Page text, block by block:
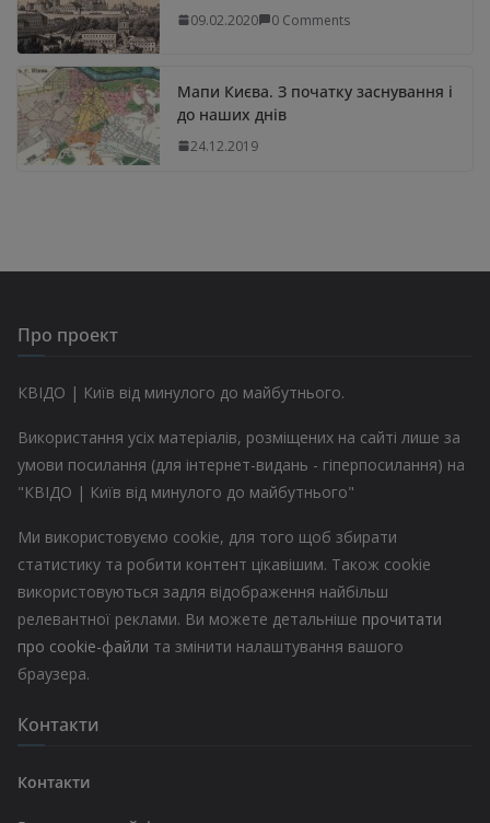
09.02.2020 0 Comments
Мапи Києва. З початку заснування і
до наших днів
24.12.2019
Про проект
КВІДО | Київ від минулого до майбутнього.
Використання усіх матеріалів, розміщених на сайті лише за
умови посилання (для інтернет-видань - гіперпосилання) на
"КВІДО | Київ від минулого до майбутнього"
Ми використовуємо cookie, для того щоб збирати
статистику та робити контент цікавішим. Також cookie
використовуються задля відображення найбільш
релевантної реклами. Ви можете детальніше прочитати
про cookie-файли та змінити налаштування вашого
браузера.
Контакти
Контакти